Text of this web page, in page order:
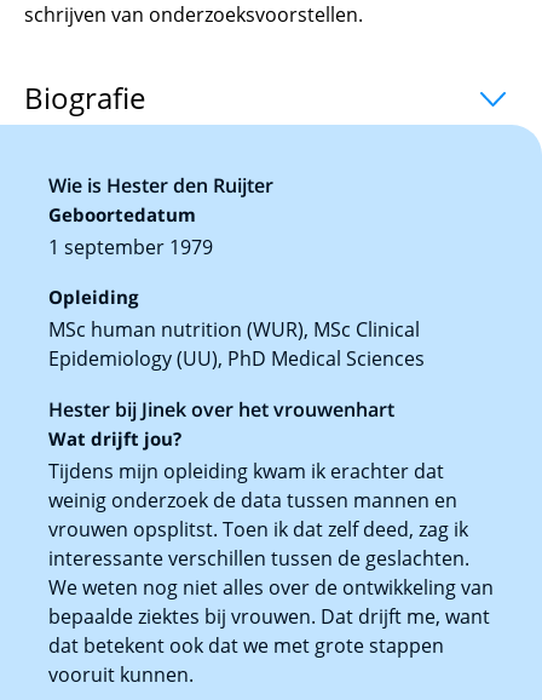
schrijven van onderzoeksvoorstellen.
Biografie
Wie is Hester den Ruijter
Geboortedatum
1 september 1979
Opleiding
MSc human nutrition (WUR), MSc Clinical
Epidemiology (UU), PhD Medical Sciences
Hester bij Jinek over het vrouwenhart
Wat drijft jou?
Tijdens mijn opleiding kwam ik erachter dat
weinig onderzoek de data tussen mannen en
vrouwen opsplitst. Toen ik dat zelf deed, zag ik
interessante verschillen tussen de geslachten.
We weten nog niet alles over de ontwikkeling van
bepaalde ziektes bij vrouwen. Dat drijft me, want
dat betekent ook dat we met grote stappen
vooruit kunnen.